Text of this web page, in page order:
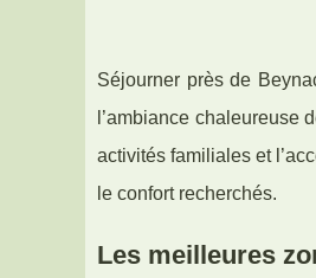
Séjourner près de
l’ambiance chaleureuse
activités familiales et
le confort recherchés.
Les meilleures